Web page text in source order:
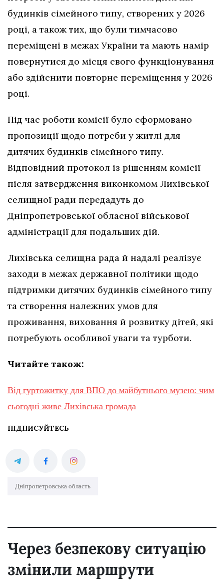
будинків сімейного типу, створених у 2026
році, а також тих, що були тимчасово
переміщені в межах України та мають намір
повернутися до місця свого функціонування
або здійснити повторне переміщення у 2026
році.
Під час роботи комісії було сформовано
пропозиції щодо потреби у житлі для
дитячих будинків сімейного типу.
Відповідний протокол із рішенням комісії
після затвердження виконкомом Лихівської
селищної ради передадуть до
Дніпропетровської обласної військової
адміністрації для подальших дій.
Лихівська селищна рада й надалі реалізує
заходи в межах державної політики щодо
підтримки дитячих будинків сімейного типу
та створення належних умов для
проживання, виховання й розвитку дітей, які
потребують особливої уваги та турботи.
Читайте також:
Від гуртожитку для ВПО до майбутнього музею: чим
сьогодні живе Лихівська громада
ПІДПИСУЙТЕСЬ
Дніпропетровська область
Через безпекову ситуацію
змінили маршрути